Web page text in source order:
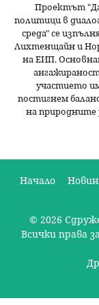
Проектът
политици в
среда" се
Лихтенщайн и
на ЕИП.
участието
постигнем
на природните
с
Начало
© 2026
Всички права